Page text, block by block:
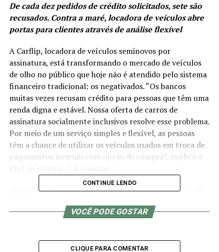
De cada dez pedidos de crédito solicitados, sete são
recusados. Contra a maré, locadora de veículos abre
portas para clientes através de análise flexível
A Carflip, locadora de veículos seminovos por
assinatura, está transformando o mercado de veículos
de olho no público que hoje não é atendido pelo sistema
financeiro tradicional: os negativados. “Os bancos
muitas vezes recusam crédito para pessoas que têm uma
renda digna e estável. Nossa oferta de carros de
assinatura socialmente inclusivos resolve esse problema.
Por meio de um serviço simples e flexível, as pessoas
têm a chance de utilizar os veículos usados em troca de
pagamentos mensais com opção de compra”, explica o
Atualmente, a cada dez pedidos de financiamento, 7 são
longe do sonho de ter um carro próprio, seja para uso
de 2023, 71,45 milhões pessoas tinham seu CPF
CONTINUE LENDO
VOCÊ PODE GOSTAR
CLIQUE PARA COMENTAR